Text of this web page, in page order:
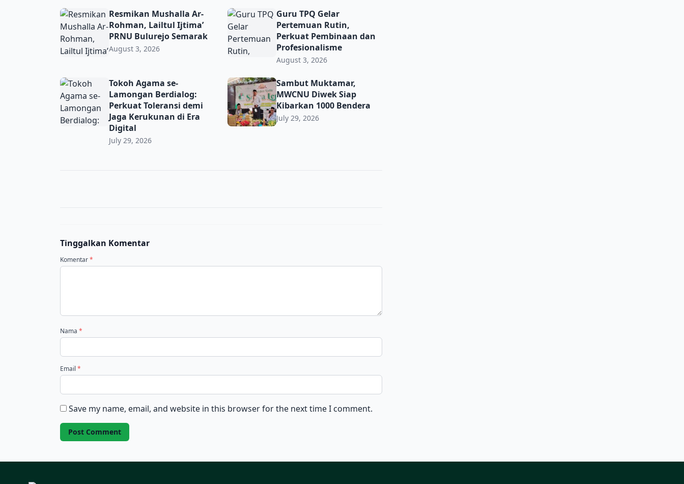
Resmikan Mushalla Ar-Rohman, Lailtul Ijtima’ PRNU Bulurejo Semarak
Resmikan Mushalla Ar-
Rohman, Lailtul Ijtima’
PRNU Bulurejo Semarak
August 3, 2026
Guru TPQ Gelar Pertemuan Rutin, Perkuat Pembinaan dan Profesionalisme
Guru TPQ Gelar
Pertemuan Rutin,
Perkuat Pembinaan dan
Profesionalisme
August 3, 2026
Tokoh Agama se-Lamongan Berdialog: Perkuat Toleransi demi Jaga Kerukunan di Era Digital
Tokoh Agama se-
Lamongan Berdialog:
Perkuat Toleransi demi
Jaga Kerukunan di Era
Digital
July 29, 2026
Sambut Muktamar, MWCNU Diwek Siap Kibarkan 1000 Bendera
Sambut Muktamar,
MWCNU Diwek Siap
Kibarkan 1000 Bendera
July 29, 2026
Tinggalkan Komentar
Komentar*
Nama *
Email *
Save my name, email, and website in this browser for the next time I comment.